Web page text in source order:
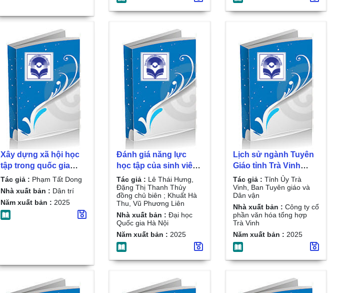
nhân lực trong thời kỳ
mới / Nguyễn Thị
Doan,...[et al.]
Xây dựng xã hội học
tập trong quốc gia
chuyển đổi số / Phạm
Tất Dong
Tác giả : Phạm Tất Dong
Nhà xuất bản : Dân trí
Năm xuất bản : 2025
Đánh giá năng lực
học tập của sinh viên
trong bối cảnh hội
nhập và toàn cầu hóa
hiện nay / Lê Thái
Hưng, Đặng Thị
Thanh Thủy đồng chủ
biên ; Khuất Hà Thu,
Vũ Phương Liên
Tác giả : Lê Thái Hưng,
Đặng Thị Thanh Thủy
đồng chủ biên ; Khuất Hà
Thu, Vũ Phương Liên
Nhà xuất bản : Đại học
Quốc gia Hà Nội
Năm xuất bản : 2025
Lịch sử ngành Tuyên
Giáo tỉnh Trà Vinh
(1930-2020) / Tỉnh Ủy
Trà Vinh, Ban Tuyên
giáo và Dân vận
Tác giả : Tỉnh Ủy Trà
Vinh, Ban Tuyên giáo và
Dân vận
Nhà xuất bản : Công ty cổ
phần văn hóa tổng hợp
Trà Vinh
Năm xuất bản : 2025